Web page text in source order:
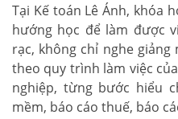
Tại Kế toán Lê Ánh, khóa
hướng học để làm được
rạc, không chỉ nghe
theo quy trình làm việc
nghiệp, từng bước hiểu
mềm, báo cáo thuế, báo